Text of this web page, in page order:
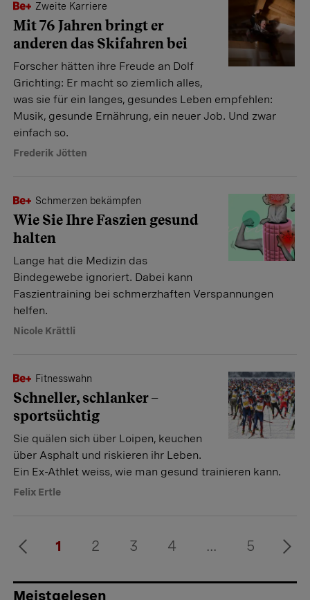
Zweite Karriere
Mit 76 Jahren bringt er
anderen das Skifahren bei
Forscher hätten ihre Freude an Dolf
Grichting: Er macht so ziemlich alles,
was sie für ein langes, gesundes Leben empfehlen:
Musik, gesunde Ernährung, ein neuer Job. Und zwar
einfach so.
Frederik Jötten
Schmerzen bekämpfen
Wie Sie Ihre Faszien gesund
halten
Lange hat die Medizin das
Bindegewebe ignoriert. Dabei kann
Faszientraining bei schmerzhaften Verspannungen
helfen.
Nicole Krättli
Fitnesswahn
Schneller, schlanker –
sportsüchtig
Sie quälen sich über Loipen, keuchen
über ­Asphalt und riskieren ihr Leben.
Ein Ex-Athlet weiss, wie man gesund trainieren kann.
Felix Ertle
1 2 3 4 ... 5
Meistgelesen